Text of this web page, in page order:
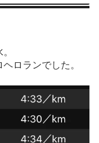
ロランでした。